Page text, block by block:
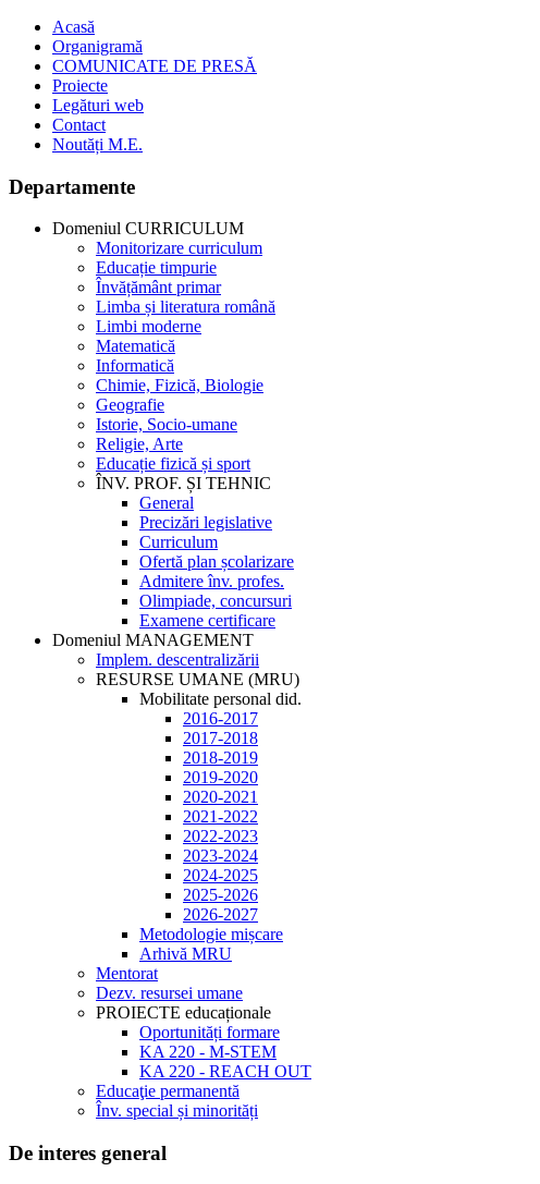
Acasă
Organigramă
COMUNICATE DE PRESĂ
Proiecte
Legături web
Contact
Noutăți M.E.
Departamente
Domeniul CURRICULUM
Monitorizare curriculum
Educație timpurie
Învățământ primar
Limba și literatura română
Limbi moderne
Matematică
Informatică
Chimie, Fizică, Biologie
Geografie
Istorie, Socio-umane
Religie, Arte
Educație fizică și sport
ÎNV. PROF. ȘI TEHNIC
General
Precizări legislative
Curriculum
Ofertă plan școlarizare
Admitere înv. profes.
Olimpiade, concursuri
Examene certificare
Domeniul MANAGEMENT
Implem. descentralizării
RESURSE UMANE (MRU)
Mobilitate personal did.
2016-2017
2017-2018
2018-2019
2019-2020
2020-2021
2021-2022
2022-2023
2023-2024
2024-2025
2025-2026
2026-2027
Metodologie mișcare
Arhivă MRU
Mentorat
Dezv. resursei umane
PROIECTE educaționale
Oportunități formare
KA 220 - M-STEM
KA 220 - REACH OUT
Educaţie permanentă
Înv. special și minorități
De interes general